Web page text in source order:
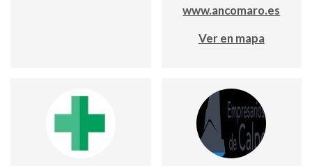
www.ancomaro.es
Ver en mapa